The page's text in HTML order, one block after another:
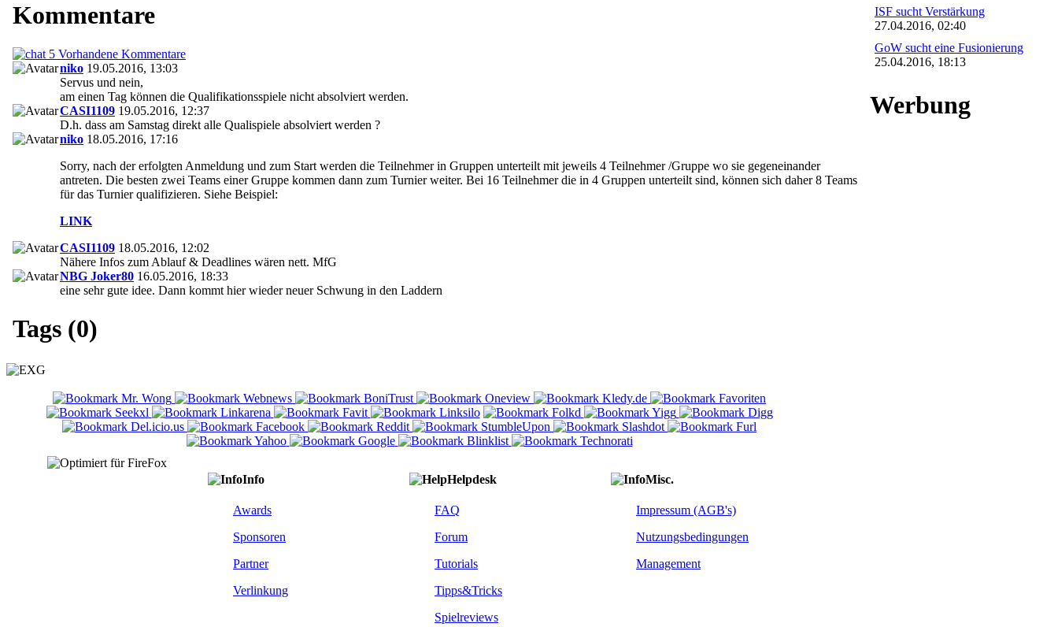
Kommentare
5 Vorhandene Kommentare
niko 19.05.2016, 13:03
Servus und nein,
am einen Tag können die Qualifikationsspiele nicht absolviert werden.
CASI1109 19.05.2016, 12:37
D.h. dass am Samstag direkt alle Qualispiele absolviert werden ?
niko 18.05.2016, 17:16
Sorry, nach der erfolgten Anmeldung und zum Start werden die Teilnehmer in Gruppen unterteilt mit jeweils 4 Teilnehmer /Gruppe wo sie gegeneinander
antreten. Die besten zwei Teams einer Gruppe kommen dann zum Turnier weiter. Bei 16 Teilnehmer die in 4 Gruppen unterteilt sind, können sich daher 8 Teams
für das Turnier qualifizieren. Siehe Beispiel:
LINK
CASI1109 18.05.2016, 12:02
Nähere Infos zum Ablauf & Deadlines wären nett. MfG
NBG Joker80 16.05.2016, 18:33
eine sehr gute idee. Dann kommt hier wieder neuer Schwung in den Laddern
Tags (0)
ISF sucht Verstärkung
27.04.2016, 02:40
GoW sucht eine Fusionierung
25.04.2016, 18:13
Werbung
Info
Awards
Sponsoren
Partner
Verlinkung
Helpdesk
FAQ
Forum
Tutorials
Tipps&Tricks
Spielreviews
Misc.
Impressum (AGB's)
Nutzungsbedingungen
Management